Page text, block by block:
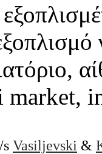
market,
Vasiljevski &